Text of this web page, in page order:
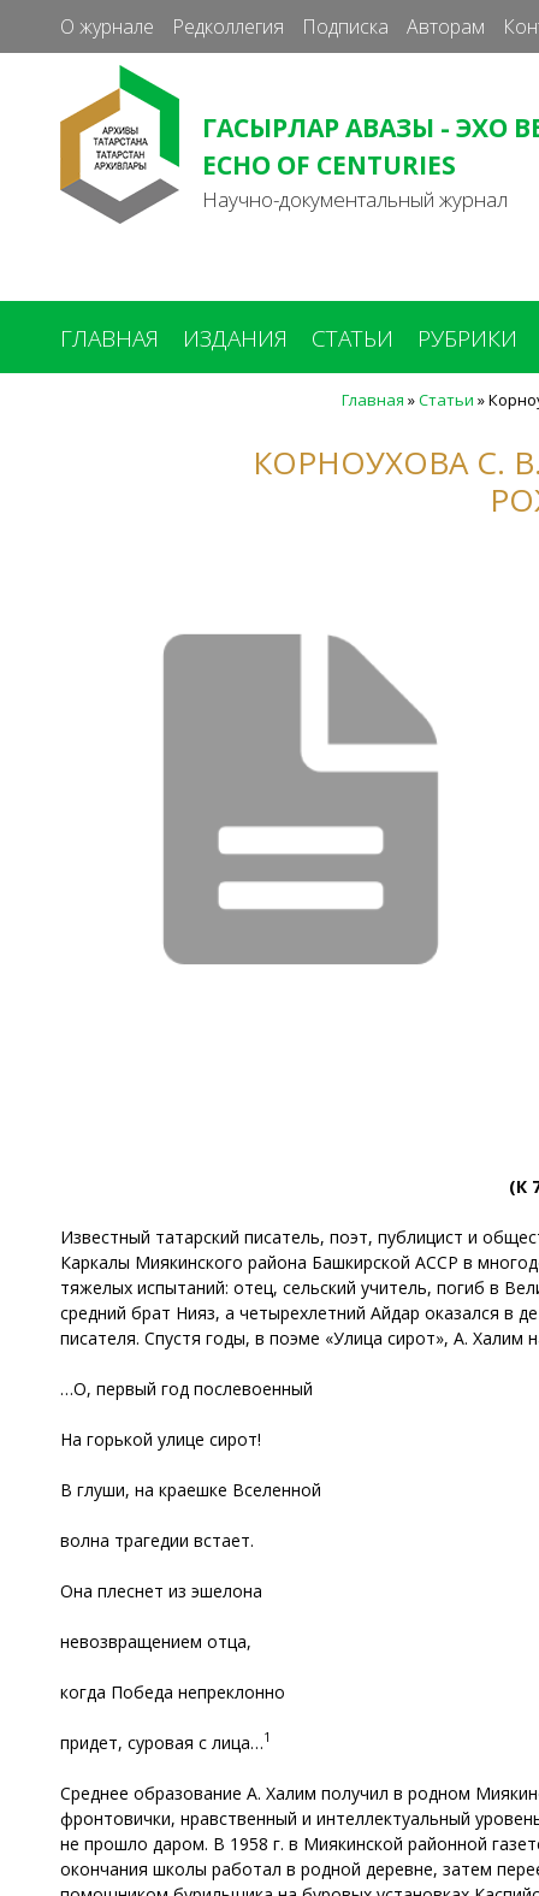
О журнале Редколлегия Подписка Авторам
ГАСЫРЛАР АВАЗЫ - ЭХО
ECHO OF CENTURIES
Научно-документальный журнал
ГЛАВНАЯ ИЗДАНИЯ СТАТЬИ РУБРИКИ
Главная »Статьи »
КОРНОУХОВА С.
(К
Известный татарский писатель, поэт, публицист и
Каркалы Миякинского района Башкирской АССР в
тяжелых испытаний: отец, сельский учитель, погиб в
средний брат Нияз, а четырехлетний Айдар оказался в
писателя. Спустя годы, в поэме «Улица сирот», А. Халим
…О, первый год послевоенный
На горькой улице сирот!
В глуши, на краешке Вселенной
волна трагедии встает.
Она плеснет из эшелона
невозвращением отца,
когда Победа непреклонно
придет, суровая с лица…1
Среднее образование А. Халим получил в родном
фронтовички, нравственный и интеллектуальный
не прошло даром. В 1958 г. в Миякинской районной
окончания школы работал в родной деревне, затем